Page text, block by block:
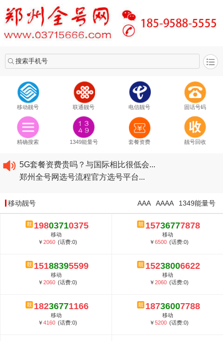
搜索手机号
移动靓号 联通靓号 电信靓号 固话号码
精确搜索 1349能量号 套餐资费 靓号回收
2020​移动最新套餐资费...
2020​联通最新套餐资费...
5G套餐资费贵吗？与国际相比很低会...
郑州全号网选号流程官方选号平台...
2020​联通最新套餐资费...
2020​电信最新套餐资费...
5G套餐资费贵吗？与国际相比很低会...
郑州全号网选号流程官方选号平台...
移动靓号 1349能量号
AAAA
AAA
19803710375
移动
￥2060 (话费:0)
15736777878
移动
￥6500 (话费:0)
15188395599
移动
￥2060 (话费:0)
15238006622
移动
￥2060 (话费:0)
18236771166
移动
￥4160 (话费:0)
18736007788
移动
￥5200 (话费:0)